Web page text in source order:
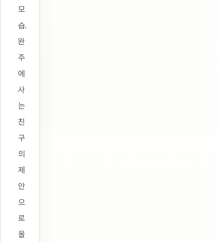
모
습.
완
주
에
사
는
친
구
의
제
안
으
로
올